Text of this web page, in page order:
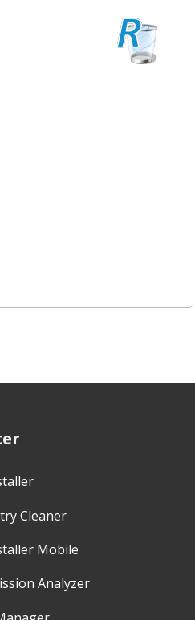
Cleaner
Mobile
Analyzer